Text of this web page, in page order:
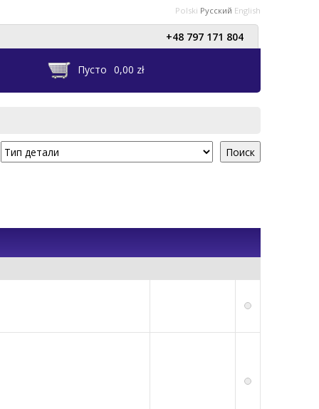
Polski Русский English
+48 797 171 804
Пусто 0,00 zł
Поиск